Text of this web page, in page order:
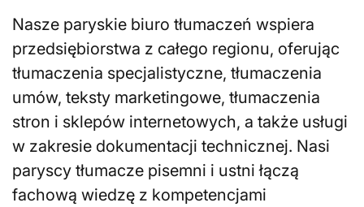
Nasze paryskie biuro tłumaczeń wspiera
przedsiębiorstwa z całego regionu, oferując
tłumaczenia specjalistyczne, tłumaczenia
umów, teksty marketingowe, tłumaczenia
stron i sklepów internetowych, a także usługi
w zakresie dokumentacji technicznej. Nasi
paryscy tłumacze pisemni i ustni łączą
fachową wiedzę z kompetencjami